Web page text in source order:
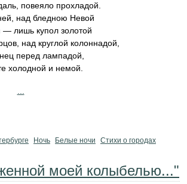
повеяло прохладой.
над бледною Невой
— лишь купол золотой
над круглой колоннадой,
перед лампадой,
холодной и немой.
Ночь Белые ночи Стихи о городах
моей колыбелью..."